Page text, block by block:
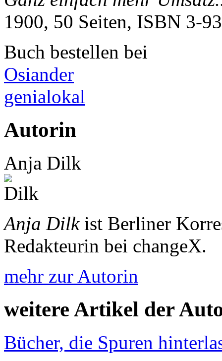
1900, 50 Seiten, ISBN 3-
Buch bestellen bei
Osiander
genialokal
Autorin
Anja Dilk
Anja Dilkist Berliner
Redakteurin bei changeX.
mehr zur Autorin
weitere Artikel der
Bücher, die Spuren